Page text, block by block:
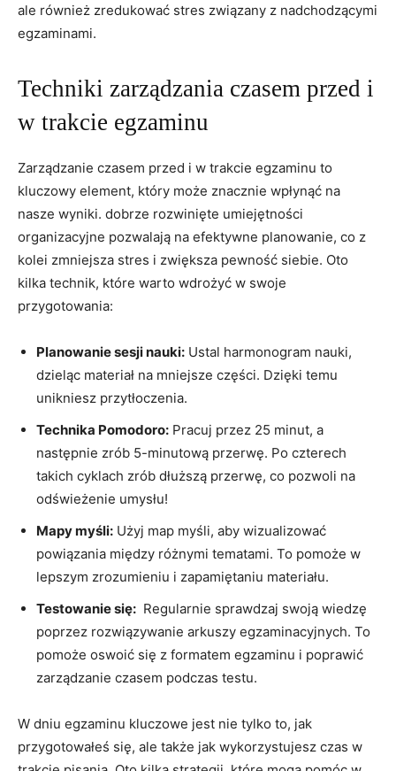
ale również ⁢zredukować stres związany ‌z nadchodzącymi
egzaminami.
Techniki zarządzania ‌czasem‍ przed i
w ​trakcie egzaminu
Zarządzanie czasem przed i w trakcie egzaminu to
kluczowy element, który może znacznie‍ wpłynąć na
nasze wyniki. dobrze rozwinięte umiejętności
organizacyjne pozwalają na efektywne planowanie, ‌co z
kolei zmniejsza stres ⁣i‍ zwiększa ‍pewność siebie. Oto
kilka technik, które warto wdrożyć w swoje
przygotowania:
Planowanie sesji ​nauki: Ustal harmonogram nauki,
dzieląc materiał na mniejsze części. Dzięki ‌temu
unikniesz przytłoczenia.
Technika ⁢Pomodoro: Pracuj przez 25 minut, a
następnie zrób ​5-minutową przerwę.⁢ Po czterech
takich cyklach zrób dłuższą ⁤przerwę, co pozwoli na
odświeżenie umysłu!
Mapy myśli: Użyj map myśli,⁢ aby wizualizować
powiązania⁤ między różnymi tematami. To pomoże ⁢w
lepszym zrozumieniu i zapamiętaniu ‌materiału.
Testowanie się: ​ Regularnie sprawdzaj swoją wiedzę
poprzez ⁢rozwiązywanie arkuszy egzaminacyjnych. To
pomoże oswoić się z formatem egzaminu i poprawić
zarządzanie czasem podczas testu.
W dniu egzaminu kluczowe jest‌ nie tylko to, jak
przygotowałeś się, ⁤ale także jak wykorzystujesz czas w